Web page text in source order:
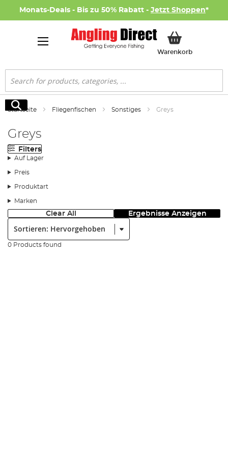
Monats-Deals - Bis zu 50% Rabatt - Jetzt Shoppen*
WarenkorbMein
Suche
Suche
Startseite Fliegenfischen Sonstiges Greys
Greys
Filters
Auf Lager
Preis
Produktart
Marken
Clear All Ergebnisse Anzeigen
0 Products found